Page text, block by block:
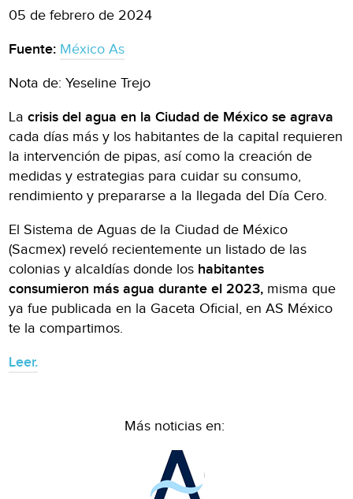
05 de febrero de 2024
Fuente: México As
Nota de: Yeseline Trejo
Lacrisis del agua en la Ciudad de México se agrava
cada días más y los habitantes de la capital requieren
la intervención de pipas, así como la creación de
medidas y estrategias para cuidar su consumo,
rendimiento y prepararse a la llegada del Día Cero.
El Sistema de Aguas de la Ciudad de México
(Sacmex) reveló recientemente un listado de las
colonias y alcaldías donde los habitantes
consumieron más agua durante el 2023, misma que
ya fue publicada en la Gaceta Oficial, en AS México
te la compartimos.
Leer.
Más noticias en: